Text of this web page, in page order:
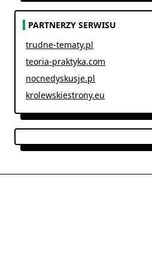
PARTNERZY SERWISU
trudne-tematy.pl
teoria-praktyka.com
nocnedyskusje.pl
krolewskiestrony.eu